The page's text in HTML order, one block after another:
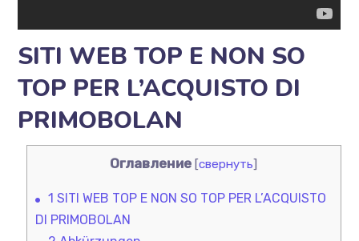
SITI WEB TOP E NON SO
TOP PER L’ACQUISTO DI
PRIMOBOLAN
Оглавление [свернуть]
1 SITI WEB TOP E NON SO TOP PER L’ACQUISTO
DI PRIMOBOLAN